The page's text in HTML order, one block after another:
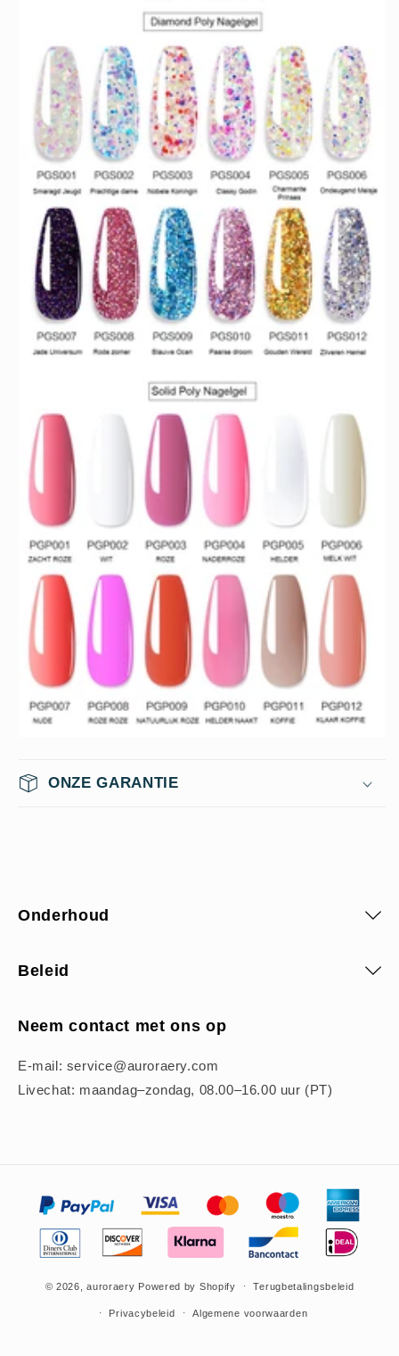
ONZE GARANTIE
Onderhoud
Beleid
Neem contact met ons op
E-mail: service@auroraery.com
Livechat: maandag–zondag, 08.00–16.00 uur (PT)
© 2026,auroraery Powered by Shopify Terugbetalingsbeleid
Privacybeleid Algemene voorwaarden